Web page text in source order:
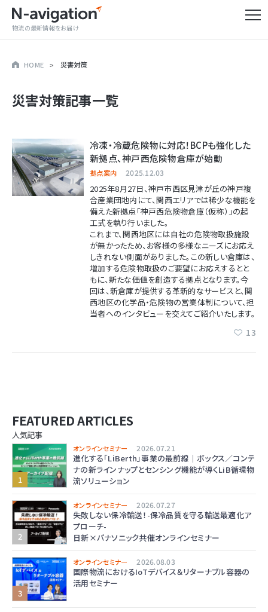
物流の最新情報をお届け
HOME 災害対策
災害対策記事一覧
冷凍・冷蔵危険物に対応！BCPも強化した
新拠点、神戸西危険物倉庫が始動
拠点案内 2025.12.03
2025年8月27日、神戸市西区見津が丘の神戸複
合産業団地内にて、関西エリアでは稀少な機能を
備えた新拠点「神戸西危険物倉庫（仮称）」の起
工式を執り行いました。
これまで、関西地区には自社の危険物取扱施設
が無かったため、お客様の多様なニーズにお応え
しきれない側面がありました。この新しい倉庫は、
増加する危険物取扱のご要望にお応えするとと
もに、新たな価値を創造する拠点となります。今
回は、新倉庫が提供する革新的なサービスと、関
西地区の化学品・危険物の営業体制について、担
当者へのインタビューを交えてご紹介いたします。
13
FEATURED ARTICLES
人気記事
オンラインセミナー 2026.07.21
進化する「LiBerth」事業の最前線｜ボックス／コンテ
ナの新ラインナップとセンシング機能が導くLiB循環物
流ソリューション
オンラインセミナー 2026.07.27
失敗しない保冷輸送！-保冷品質を守る輸送最適化ア
プローチ-
日新×パナソニック共催オンラインセミナー
オンラインセミナー 2026.08.03
国際物流におけるIoTデバイス＆リターナブル容器の
活用セミナー